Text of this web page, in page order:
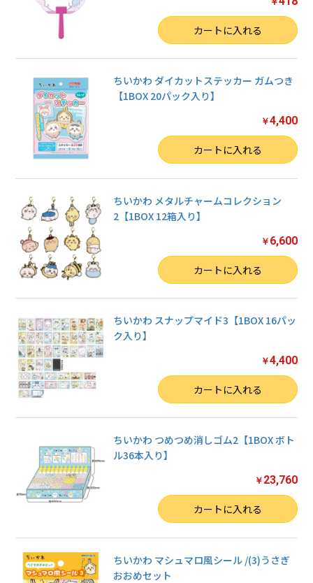
カートに入れる
ちいかわ ダイカットステッカー ガムつき
【1BOX 20パック入り】
￥4,400
カートに入れる
ちいかわ メタルチャームコレクション
2【1BOX 12箱入り】
￥ 6,600
カートに入れる
ちいかわ スナップマイド3【1BOX 16パッ
ク入り】
￥4,400
カートに入れる
ちいかわ つめつめ消しゴム2【1BOX ボト
ル36本入り】
￥ 23,760
カートに入れる
ちいかわ マシュマロ風シール /(3)うさぎ
おおめセット
お買い物を続ける
カートへ進む